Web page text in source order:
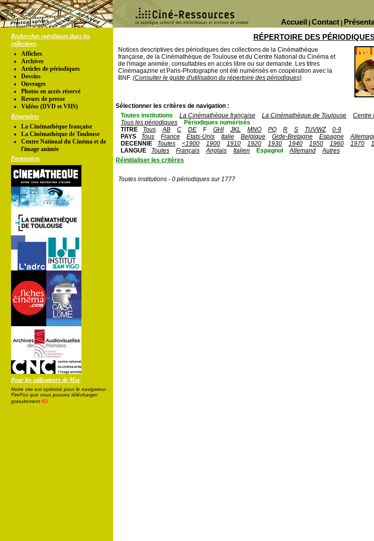
Contact
Accueil
Recherches spécifiques dans les
collections
Affiches
Archives
Articles de périodiques
Dessins
Ouvrages
Photos en accés réservé
Revues de presse
Vidéos (DVD et VHS)
Répertoires
La Cinémathèque française
La Cinémathèque de Toulouse
Centre National du Cinéma et de
l'image animée
Partenaires
Pour les utilisateurs de Mac
Notre site est optimisé pour le navigateur
FireFox que vous pouvez télécharger
gratuitement ici
RÉPERTOIRE DES
Notices descriptives des périodiques des collections de la Cinémathèque
française, de la Cinémathèque de Toulouse et du Centre National du Cinéma et
de l'image animée, consultables en accès libre ou sur demande. Les titres
Cinémagazine et Paris-Photographe ont été numérisés en coopération avec la
BNF. (Consulter le guide d'utilisation du répertoire des périodiques)
Sélectionner les critères de navigation :
Toutes institutions
La Cinémathèque française La Cinémathèque de Toulouse
Centre
Tous les périodiques
Périodiques numérisés
TITRE
Tous AB C DE F GHI JKL MNO PQ R S TUVWZ
0-9
PAYS
Tous France Etats-Unis Italie Belgique Grde-Bretagne Espagne
DECENNIE
Toutes <1900 1900 1910 1920 1930 1940 1950 1960 1970
LANGUE
Toutes Français Anglais Italien Espagnol Allemand
Autres
Réinitialiser les critères
Toutes institutions - 0 périodiques sur 1777